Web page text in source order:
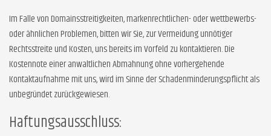
Im Falle von Domainsstreitigkeiten, markenrechtlichen- oder wettbewerbs-
oder ähnlichen Problemen, bitten wir Sie, zur Vermeidung unnötiger
Rechtsstreite und Kosten, uns bereits im Vorfeld zu kontaktieren. Die
Kostennote einer anwaltlichen Abmahnung ohne vorhergehende
Kontaktaufnahme mit uns, wird im Sinne der Schadenminderungspflicht als
unbegründet zurückgewiesen.
Haftungsausschluss: